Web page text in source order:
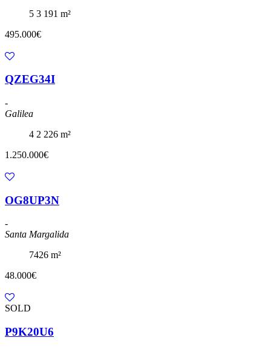
5 3 191 m²
495.000€
QZEG34I
-
Galilea
4 2 226 m²
1.250.000€
OG8UP3N
-
Santa Margalida
7426 m²
48.000€
SOLD
P9K20U6